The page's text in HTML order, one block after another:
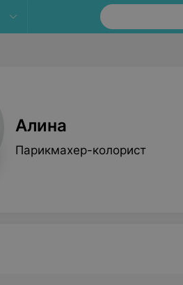
Алина
Парикмахер-колорист